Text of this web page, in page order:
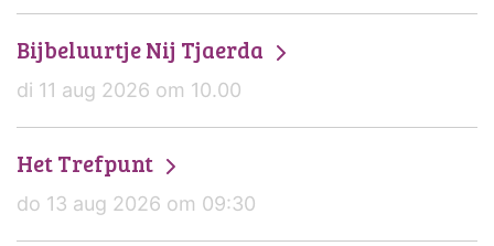
Bijbeluurtje Nij Tjaerda
di 11 aug 2026 om 10.00
Het Trefpunt
do 13 aug 2026 om 09:30